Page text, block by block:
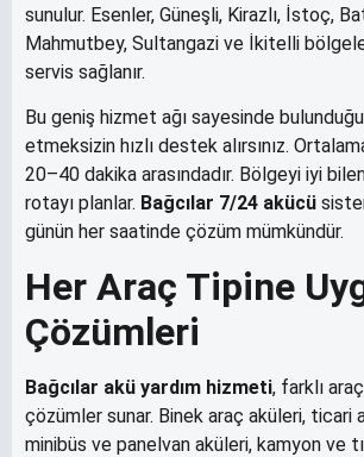
sunulur. Esenler, Güneşli, Kirazlı, İstoç,
Mahmutbey, Sultangazi ve İkitelli
servis sağlanır.
Bu geniş hizmet ağı sayesinde
etmeksizin hızlı destek alırsınız.
20–40 dakika arasındadır. Bölgeyi iyi
rotayı planlar. Bağcılar 7/24 akücü
günün her saatinde çözüm mümkündür.
Her Araç Tipine
Çözümleri
Bağcılar akü yardım hizmeti, farklı
çözümler sunar. Binek araç aküleri, ticari
minibüs ve panelvan aküleri, kamyon ve